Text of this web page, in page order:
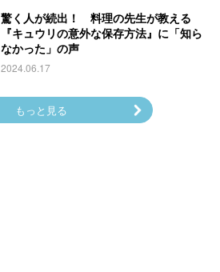
驚く人が続出！ 料理の先生が教える
『キュウリの意外な保存方法』に「知ら
なかった」の声
2024.06.17
もっと見る